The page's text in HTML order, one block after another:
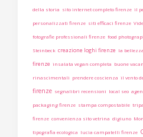
della storia sito internet completo firenze il
personalizzati firenze siti efficaci firenze
fotografie professionali firenze food
Steinbeck creazione loghi firenze la bellezza
firenze insalata vegan completa buone
rinascimentali prendere coscienza il vento
firenze segnalibri recensioni local seo
packaging firenze stampa compostabile
firenze convenienza sito vetrina digiuno
tipografia ecologica lucia campatelli firenze